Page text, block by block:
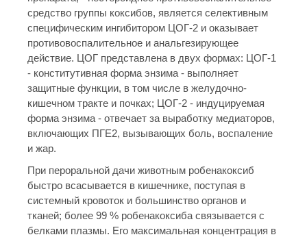
средство группы коксибов, является селективным
специфическим ингибитором ЦОГ-2 и оказывает
противовоспалительное и анальгезирующее
действие. ЦОГ представлена в двух формах: ЦОГ-1
- конститутивная форма энзима - выполняет
защитные функции, в том числе в желудочно-
кишечном тракте и почках; ЦОГ-2 - индуцируемая
форма энзима - отвечает за выработку медиаторов,
включающих ПГЕ2, вызывающих боль, воспаление
и жар.
При пероральной дачи животным робенакоксиб
быстро всасывается в кишечнике, поступая в
системный кровоток и большинство органов и
тканей; более 99 % робенакоксиба связывается с
белками плазмы. Его максимальная концентрация в